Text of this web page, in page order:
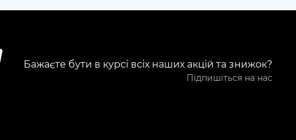
Бажаєте бути в курсі всіх наших акцій та знижок?
Підпишіться на нас